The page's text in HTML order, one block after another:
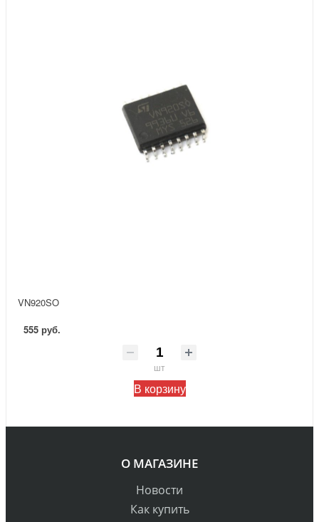
VN920SO
555 руб.
шт
В корзину
О МАГАЗИНЕ
Новости
Как купить